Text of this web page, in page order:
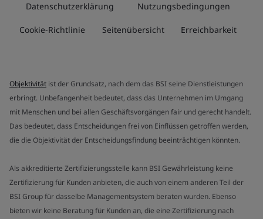
Datenschutzerklärung Nutzungsbedingungen
Cookie-Richtlinie Seitenübersicht Erreichbarkeit
Objektivität ist der Grundsatz, nach dem das BSI seine Dienstleistungen
erbringt. Unbefangenheit bedeutet, dass das Unternehmen im Umgang
mit Menschen und bei allen Geschäftsvorgängen fair und gerecht handelt.
Das bedeutet, dass Entscheidungen frei von Einflüssen getroffen werden,
die die Objektivität der Entscheidungsfindung beeinträchtigen könnten.
Als akkreditierte Zertifizierungsstelle kann BSI Gewährleistung keine
Zertifizierung für Kunden anbieten, die auch von einem anderen Teil der
BSI Group für dasselbe Managementsystem beraten wurden. Ebenso
bieten wir keine Beratung für Kunden an, die eine Zertifizierung nach